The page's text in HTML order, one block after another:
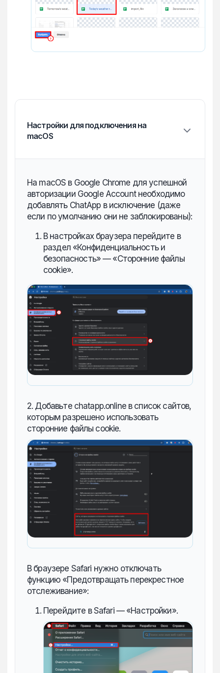
Настройки для подключения на
macOS
На macOS в Google Chrome для успешной
авторизации Google Account необходимо
добавлять ChatApp в исключение (даже
если по умолчанию они не заблокированы):
В настройках браузера перейдите в
раздел «Конфиденциальность и
безопасность» — «Сторонние файлы
cookie».
2. Добавьте chatapp.online в список сайтов,
которым разрешено использовать
сторонние файлы cookie.
В браузере Safari нужно отключать
функцию «Предотвращать перекрестное
отслеживание»:
Перейдите в Safari — «Настройки».